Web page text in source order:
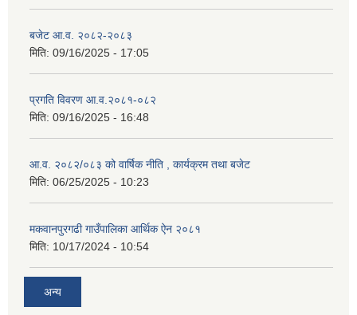
बजेट आ.व. २०८२-२०८३
मिति: 09/16/2025 - 17:05
प्रगति विवरण आ.व.२०८१-०८२
मिति: 09/16/2025 - 16:48
आ.व. २०८२/०८३ को वार्षिक नीति , कार्यक्रम तथा बजेट
मिति: 06/25/2025 - 10:23
मकवानपुरगढी गाउँपालिका आर्थिक ‌‌‌ऐन २०८१
मिति: 10/17/2024 - 10:54
अन्य